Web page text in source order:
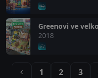
Greenovi ve
2018
1 2 3